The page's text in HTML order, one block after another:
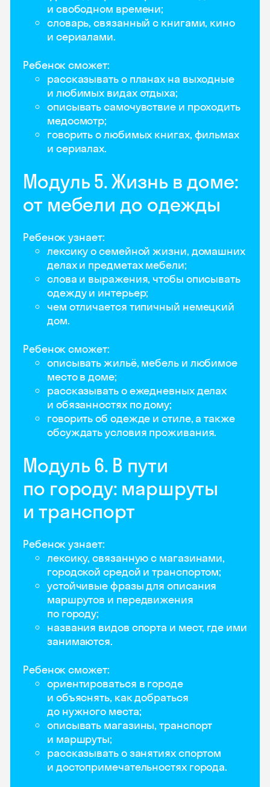
и свободном времени;
словарь, связанный с книгами, кино
и сериалами.
Ребенок сможет:
рассказывать о планах на выходные
и любимых видах отдыха;
описывать самочувствие и проходить
медосмотр;
говорить о любимых книгах, фильмах
и сериалах.
Модуль 5. Жизнь в доме:
от мебели до одежды
Ребенок узнает:
лексику о семейной жизни, домашних
делах и предметах мебели;
слова и выражения, чтобы описывать
одежду и интерьер;
чем отличается типичный немецкий
дом.
Ребенок сможет:
описывать жильё, мебель и любимое
место в доме;
рассказывать о ежедневных делах
и обязанностях по дому;
говорить об одежде и стиле, а также
обсуждать условия проживания.
Модуль 6. В пути
по городу: маршруты
и транспорт
Ребенок узнает:
лексику, связанную с магазинами,
городской средой и транспортом;
устойчивые фразы для описания
маршрутов и передвижения
по городу;
названия видов спорта и мест, где ими
занимаются.
Ребенок сможет:
ориентироваться в городе
и объяснять, как добраться
до нужного места;
описывать магазины, транспорт
и маршруты;
рассказывать о занятиях спортом
и достопримечательностях города.